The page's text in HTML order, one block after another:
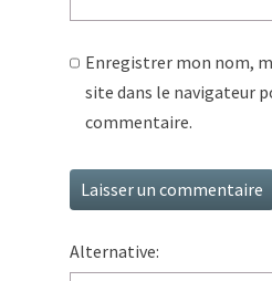
Enregistrer mon nom,
site dans le navigateur
commentaire.
Alternative: